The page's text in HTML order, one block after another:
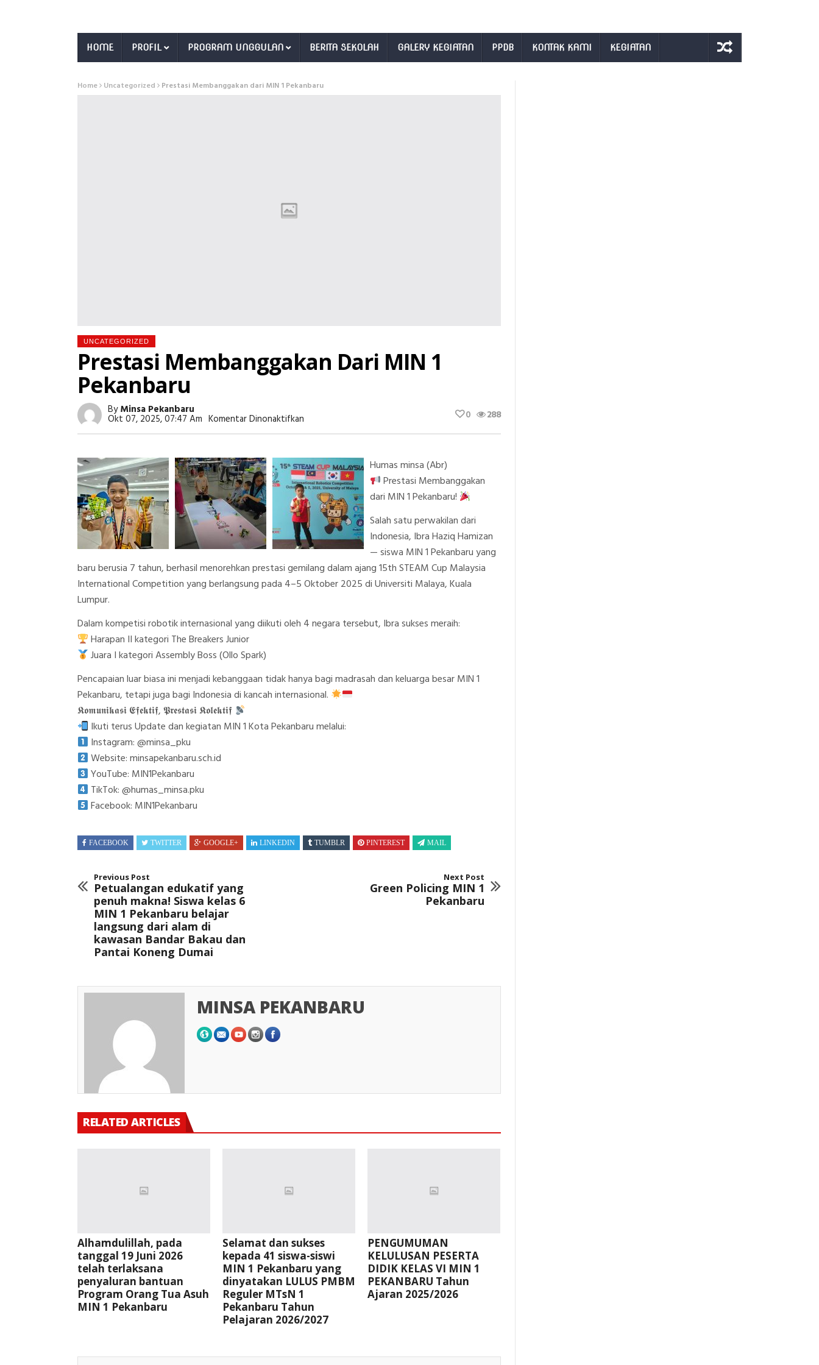
HOME PROFIL PROGRAM UNGGULAN BERITA SEKOLAH GALERY KEGIATAN PPDB KONTAK KAMI KEGIATAN
Home Uncategorized Prestasi Membanggakan dari MIN 1 Pekanbaru
UNCATEGORIZED
Prestasi Membanggakan Dari MIN 1
Pekanbaru
ByMinsa Pekanbaru
Okt 07, 2025, 07:47 Am Komentar Dinonaktifkan
Membanggakan
MIN
1
Pekanbaru
288
0
Humas minsa (Abr)
Prestasi Membanggakan
dari MIN 1 Pekanbaru!
Salah satu perwakilan dari
Indonesia, Ibra Haziq Hamizan
— siswa MIN 1 Pekanbaru yang
baru berusia 7 tahun, berhasil menorehkan prestasi gemilang dalam ajang 15th STEAM Cup Malaysia
International Competition yang berlangsung pada 4–5 Oktober 2025 di Universiti Malaya, Kuala
Lumpur.
Dalam kompetisi robotik internasional yang diikuti oleh 4 negara tersebut, Ibra sukses meraih:
Harapan II kategori The Breakers Junior
Juara I kategori Assembly Boss (Ollo Spark)
Pencapaian luar biasa ini menjadi kebanggaan tidak hanya bagi madrasah dan keluarga besar MIN 1
Pekanbaru, tetapi juga bagi Indonesia di kancah internasional.
𝕶𝖔𝖒𝖚𝖓𝖎𝖐𝖆𝖘𝖎 𝕰𝖋𝖊𝖐𝖙𝖎𝖋, 𝕻𝖗𝖊𝖘𝖙𝖆𝖘𝖎 𝕶𝖔𝖑𝖊𝖐𝖙𝖎𝖋
Ikuti terus Update dan kegiatan MIN 1 Kota Pekanbaru melalui:
Instagram: @minsa_pku
Website: minsapekanbaru.sch.id
YouTube: MIN1Pekanbaru
TikTok: @humas_minsa.pku
Facebook: MIN1Pekanbaru
FACEBOOK TWITTER GOOGLE+ LINKEDIN TUMBLR PINTEREST MAIL
Previous Post
Petualangan edukatif yang
penuh makna! Siswa kelas 6
MIN 1 Pekanbaru belajar
langsung dari alam di
kawasan Bandar Bakau dan
Pantai Koneng Dumai
Next Post
Green Policing MIN 1
Pekanbaru
MINSA PEKANBARU
RELATED ARTICLES
Alhamdulillah, pada
tanggal 19 Juni 2026
telah terlaksana
penyaluran bantuan
Program Orang Tua Asuh
MIN 1 Pekanbaru
Selamat dan sukses
kepada 41 siswa-siswi
MIN 1 Pekanbaru yang
dinyatakan LULUS PMBM
Reguler MTsN 1
Pekanbaru Tahun
Pelajaran 2026/2027
PENGUMUMAN
KELULUSAN PESERTA
DIDIK KELAS VI MIN 1
PEKANBARU Tahun
Ajaran 2025/2026